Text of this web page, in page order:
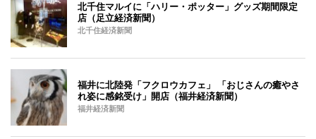
北千住マルイに「ハリー・ポッター」グッズ期間限定
店（足立経済新聞）
北千住経済新聞
福井に北陸発「フクロウカフェ」 「おじさんの癒やさ
れ姿に感銘受け」開店（福井経済新聞）
福井経済新聞